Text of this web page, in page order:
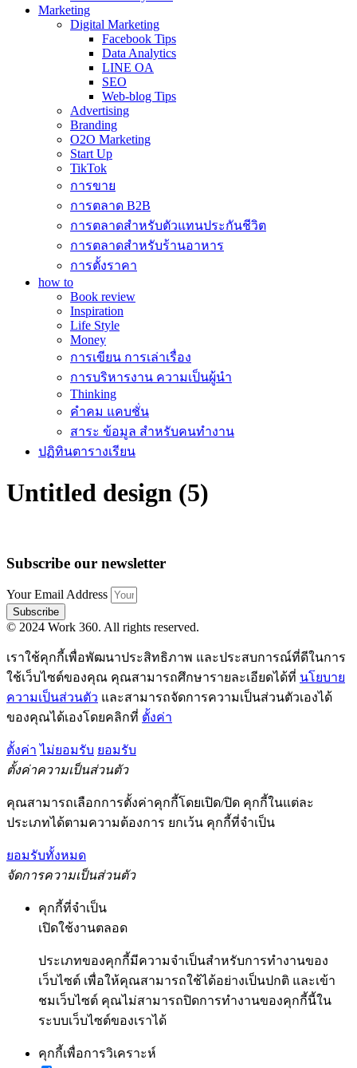
Marketing
Digital Marketing
Facebook Tips
Data Analytics
LINE OA
SEO
Web-blog Tips
Advertising
Branding
O2O Marketing
Start Up
TikTok
การขาย
การตลาด B2B
การตลาดสำหรับตัวแทนประกันชีวิต
การตลาดสำหรับร้านอาหาร
การตั้งราคา
how to
Book review
Inspiration
Life Style
Money
การเขียน การเล่าเรื่อง
การบริหารงาน ความเป็นผู้นำ
Thinking
คำคม แคบชั่น
สาระ ข้อมูล สำหรับคนทำงาน
ปฏิทินตารางเรียน
Untitled design (5)
Subscribe our newsletter
Your Email Address
Subscribe
© 2024 Work 360. All rights reserved.
เราใช้คุกกี้เพื่อพัฒนาประสิทธิภาพ และประสบการณ์ที่ดีในการ
ใช้เว็บไซต์ของคุณ คุณสามารถศึกษารายละเอียดได้ที่ นโยบาย
ความเป็นส่วนตัว และสามารถจัดการความเป็นส่วนตัวเองได้
ของคุณได้เองโดยคลิกที่ ตั้งค่า
ตั้งค่า ไม่ยอมรับ ยอมรับ
ตั้งค่าความเป็นส่วนตัว
คุณสามารถเลือกการตั้งค่าคุกกี้โดยเปิด/ปิด คุกกี้ในแต่ละ
ประเภทได้ตามความต้องการ ยกเว้น คุกกี้ที่จำเป็น
ยอมรับทั้งหมด
จัดการความเป็นส่วนตัว
คุกกี้ที่จำเป็น
เปิดใช้งานตลอด
ประเภทของคุกกี้มีความจำเป็นสำหรับการทำงานของ
เว็บไซต์ เพื่อให้คุณสามารถใช้ได้อย่างเป็นปกติ และเข้า
ชมเว็บไซต์ คุณไม่สามารถปิดการทำงานของคุกกี้นี้ใน
ระบบเว็บไซต์ของเราได้
คุกกี้เพื่อการวิเคราะห์